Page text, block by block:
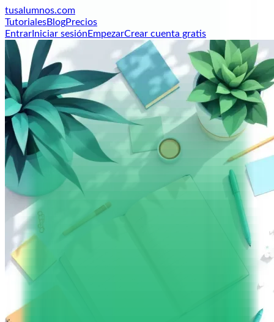
tusalumnos.com
TutorialesBlogPrecios
Entrar Iniciar sesión EmpezarCrear cuenta gratis